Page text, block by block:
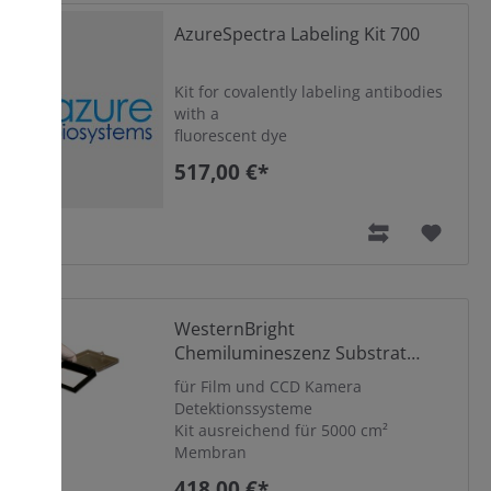
AzureSpectra Labeling Kit 700
Kit for covalently labeling antibodies
with a
fluorescent dye
517,00 €*
WesternBright
Chemilumineszenz Substrat
Spray
für Film und CCD Kamera
Detektionssysteme
Kit ausreichend für 5000 cm²
Membran